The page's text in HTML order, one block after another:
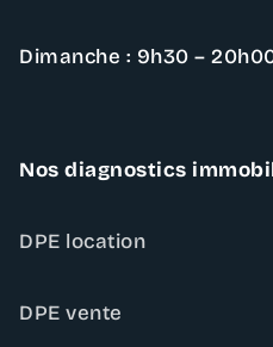
Dimanche : 9h30 –
Nos diagnostics
DPE location
DPE vente